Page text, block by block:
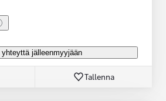
yhteyttä jälleenmyyjään
Tallenna